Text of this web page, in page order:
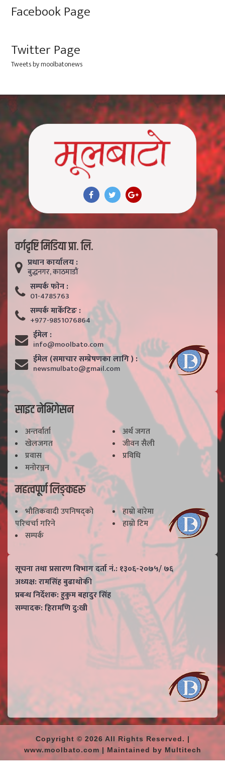
Facebook Page
Twitter Page
Tweets by moolbatonews
वर्गदृष्टि मिडिया प्रा. लि.
प्रधान कार्यालय :
बुद्धनगर, काठमाडाैं
सम्पर्क फाेन :
01-4785763
सम्पर्क मार्केटिङ :
+977-9851076864
ईमेल :
info@moolbato.com
ईमेल (समाचार सम्प्रेषणका लागि ) :
newsmulbato@gmail.com
साइट नेभिगेसन
अन्तर्वार्ता
अर्थ जगत
खेलजगत
जीवन सैली
प्रवास
प्रविधि
मनोरञ्जन
महत्वपूर्ण लिङ्कहरू
भाैतिकवादी उपनिषद्काे
परिचर्चा गरिने
हाम्राे बारेमा
हाम्राे टिम
सम्पर्क
सूचना तथा प्रसारण विभाग दर्ता नं.: १३०६-२०७५/ ७६
अध्यक्ष: रामसिंह बुढाथाेकी
प्रबन्ध निर्देशक: हुकुम बहादुर सिंह
सम्पादक: हिरामणि दु:खी
Copyright © 2026 All Rights Reserved. |
www.moolbato.com | Maintained by Multitech